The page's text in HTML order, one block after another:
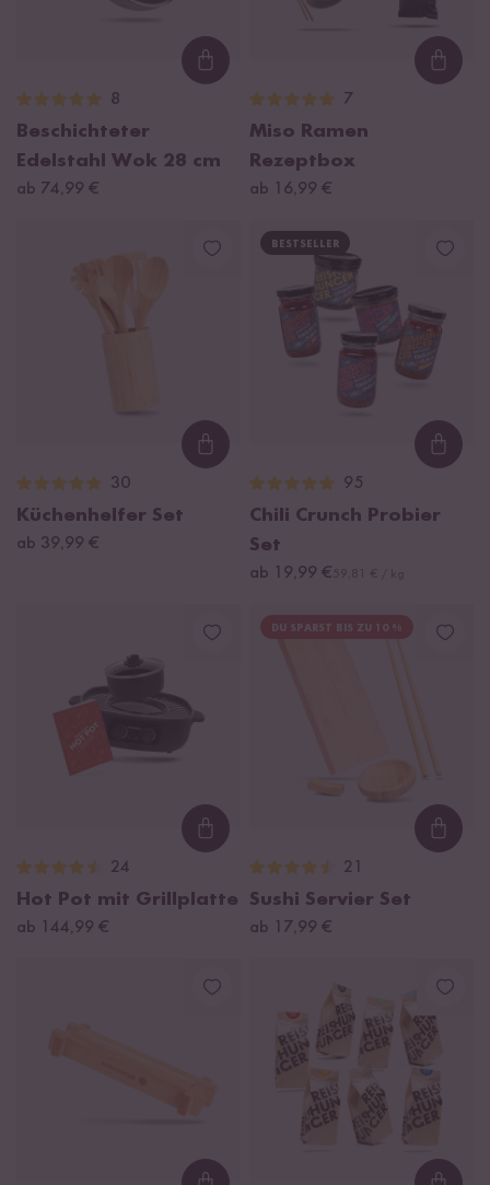
Loading...
8
Beschichteter
Edelstahl Wok 28 cm
ab 74,99 €
7
Miso Ramen
Rezeptbox
ab 16,99 €
Loading...
30
Küchenhelfer Set
ab 39,99 €
BESTSELLER
95
Chili Crunch Probier
Set
ab 19,99 €
Loading...
24
Hot Pot mit Grillplatte
ab 144,99 €
DU SPARST BIS ZU 10 %
21
Sushi Servier Set
ab 17,99 €